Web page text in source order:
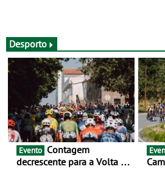
Desporto
Evento
decrescente para a Volta a